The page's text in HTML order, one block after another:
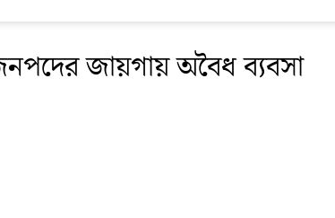
জায়গায় অবৈধ ব্যবসা